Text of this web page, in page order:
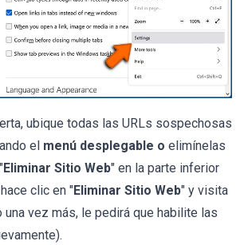
ubique todas las URLs sospechosas
el menú desplegable o elimínelas
Eliminar Sitio Web" en la parte inferior
clic en "Eliminar Sitio Web" y visita
vez más, le pedirá que habilite las